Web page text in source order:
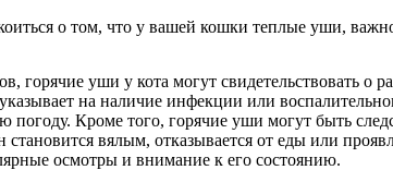
о том, что у вашей кошки теплые уши,
горячие уши у кота могут свидетельствовать
на наличие инфекции или
погоду. Кроме того, горячие уши могут быть
вялым, отказывается от еды или
осмотры и внимание к его состоянию.